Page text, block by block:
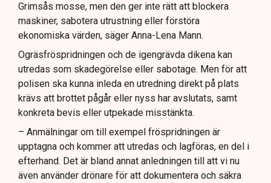
Grimsås mosse, men den ger inte rätt att blockera
maskiner, sabotera utrustning eller förstöra
ekonomiska värden, säger Anna-Lena Mann.
Ogräsfröspridningen och de igengrävda dikena kan
utredas som skadegörelse eller sabotage. Men för att
polisen ska kunna inleda en utredning direkt på plats
krävs att brottet pågår eller nyss har avslutats, samt
konkreta bevis eller utpekade misstänkta.
– Anmälningar om till exempel fröspridningen är
upptagna och kommer att utredas och lagföras, en del i
efterhand. Det är bland annat anledningen till att vi nu
även använder drönare för att dokumentera och säkra